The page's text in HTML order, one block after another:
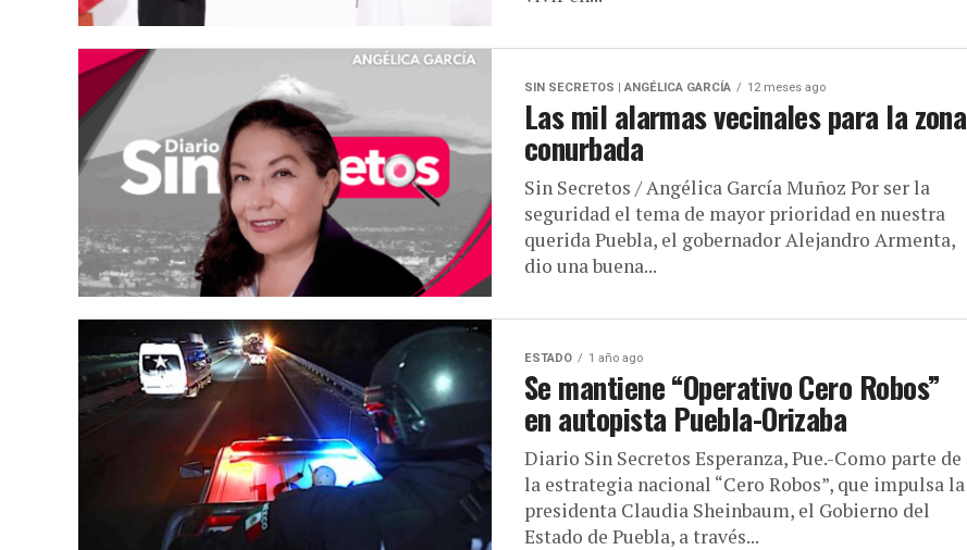
SIN SECRETOS | ANGÉLICA GARCÍA 12 meses ago
Las mil alarmas vecinales para la zona
conurbada
Sin Secretos / Angélica García Muñoz Por ser la
seguridad el tema de mayor prioridad en nuestra
querida Puebla, el gobernador Alejandro Armenta,
dio una buena...
ESTADO 1 año ago
Se mantiene “Operativo Cero Robos”
en autopista Puebla-Orizaba
Diario Sin Secretos Esperanza, Pue.-Como parte de
la estrategia nacional “Cero Robos”, que impulsa la
presidenta Claudia Sheinbaum, el Gobierno del
Estado de Puebla, a través...